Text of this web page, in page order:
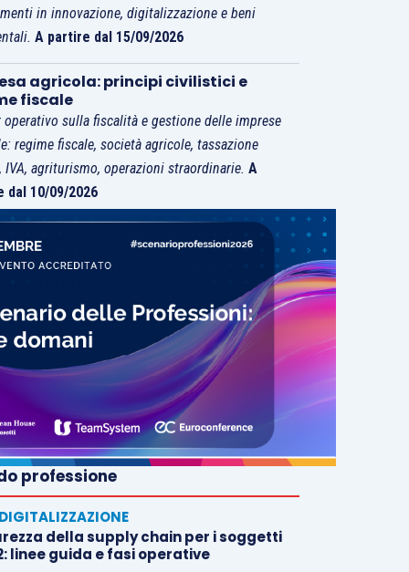
in innovazione, digitalizzazione e beni
A partire dal 15/09/2026
agricola: principi civilistici e
fiscale
operativo sulla fiscalità e gestione delle imprese
regime fiscale, società agricole, tassazione
IVA, agriturismo, operazioni straordinarie.A
dal 10/09/2026
professione
della supply chain per i soggetti
linee guida e fasi operative